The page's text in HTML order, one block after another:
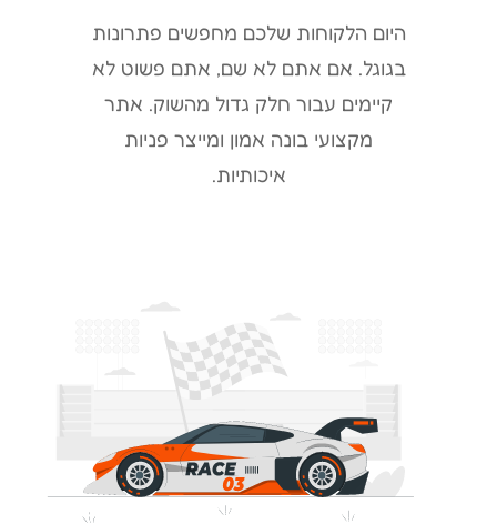
היום הלקוחות שלכם מחפשים פתרונות
בגוגל. אם אתם לא שם, אתם פשוט לא
קיימים עבור חלק גדול מהשוק. אתר
מקצועי בונה אמון ומייצר פניות
איכותיות.